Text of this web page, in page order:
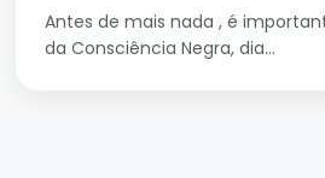
Antes de mais nada , é
da Consciência Negra, dia…